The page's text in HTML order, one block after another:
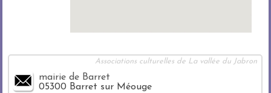
Associations culturelles de La vallée du Jabron
mairie de Barret
05300 Barret sur Méouge